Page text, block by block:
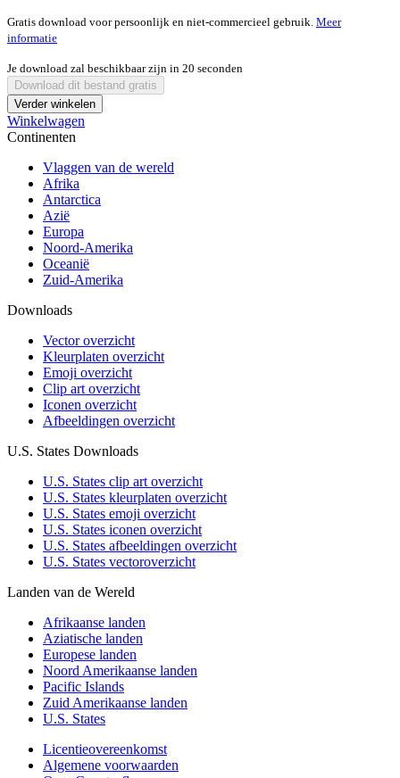
Gratis download voor persoonlijk en niet-commercieel gebruik. Meer
informatie
Je download zal beschikbaar zijn in 20 seconden
Download dit bestand gratis
Verder winkelen
Winkelwagen
Continenten
Vlaggen van de wereld
Afrika
Antarctica
Azië
Europa
Noord-Amerika
Oceanië
Zuid-Amerika
Downloads
Vector overzicht
Kleurplaten overzicht
Emoji overzicht
Clip art overzicht
Iconen overzicht
Afbeeldingen overzicht
U.S. States Downloads
U.S. States clip art overzicht
U.S. States kleurplaten overzicht
U.S. States emoji overzicht
U.S. States iconen overzicht
U.S. States afbeeldingen overzicht
U.S. States vectoroverzicht
Landen van de Wereld
Afrikaanse landen
Aziatische landen
Europese landen
Noord Amerikaanse landen
Pacific Islands
Zuid Amerikaanse landen
U.S. States
Licentieovereenkomst
Algemene voorwaarden